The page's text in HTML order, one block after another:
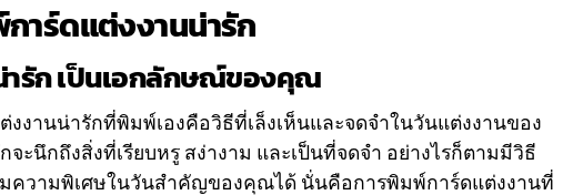
าร์ดแต่งงานน่ารัก
ารัก เป็นเอกลักษณ์ของคุณ
งานน่ารักที่พิมพ์เองคือวิธีที่เล็งเห็นและจดจำในวันแต่งงานของ
ะนึกถึงสิ่งที่เรียบหรู สง่างาม และเป็นที่จดจำ อย่างไรก็ตามมีวิธี
ความพิเศษในวันสำคัญของคุณได้ นั่นคือการพิมพ์การ์ดแต่งงานที่